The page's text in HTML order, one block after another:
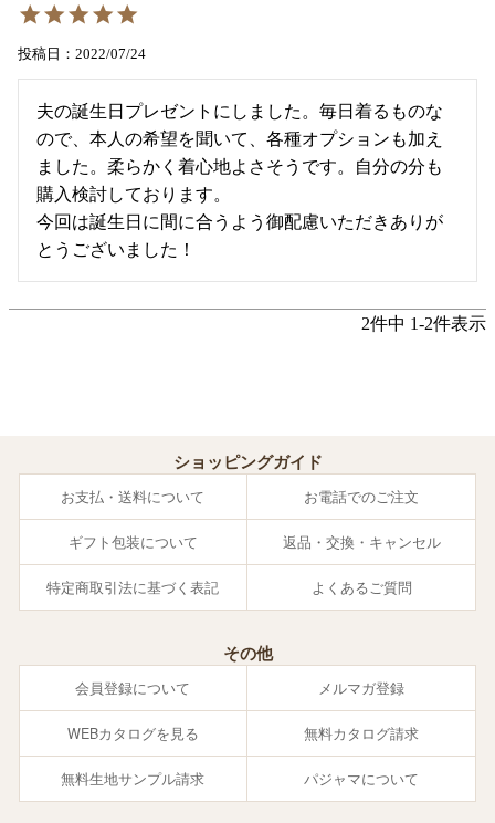
投稿日 2022/07/24
夫の誕生日プレゼントにしました。毎日着るものな
ので、本人の希望を聞いて、各種オプションも加え
ました。柔らかく着心地よさそうです。自分の分も
購入検討しております。
今回は誕生日に間に合うよう御配慮いただきありが
とうございました！
2件中 1-2件表示
ショッピングガイド
お支払・送料について お電話でのご注文
ギフト包装について 返品・交換・キャンセル
特定商取引法に基づく表記 よくあるご質問
その他
会員登録について メルマガ登録
WEBカタログを見る 無料カタログ請求
無料生地サンプル請求 パジャマについて